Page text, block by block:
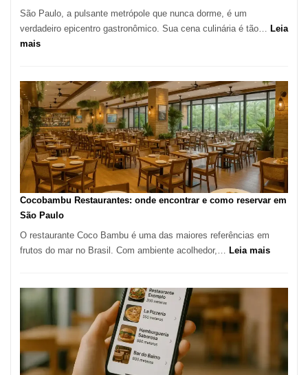
Vila
da
São Paulo, a pulsante metrópole que nunca dorme, é um
verdadeiro epicentro gastronômico. Sua cena culinária é tão… Leia
mais:
Melhores
Restaurantes
em
São
Paulo:
Um
Guia
Definitivo
para
Alta
Gastronomia
Cocobambu Restaurantes: onde encontrar e como reservar em
São Paulo
O restaurante Coco Bambu é uma das maiores referências em
frutos do mar no Brasil. Com ambiente acolhedor,…
Leia mais:
como
reservar